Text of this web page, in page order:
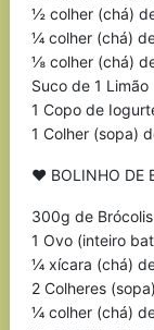
½ colher (chá)
¼ colher (chá)
⅛ colher (chá)
Suco de 1 Limão
1 Copo de
1 Colher (sopa)
♥ BOLINHO DE
300g de
1 Ovo (inteiro
¼ xícara (chá)
2 Colheres
¼ colher (chá)